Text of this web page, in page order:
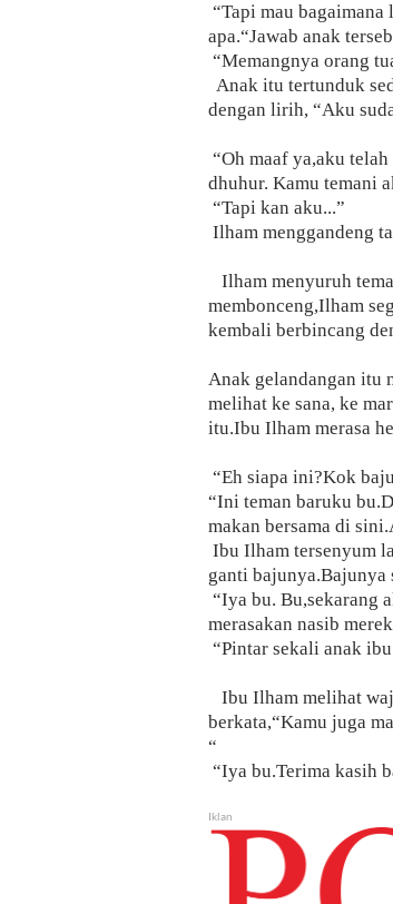
“Tapi mau
apa.“Jawab anak
“Memangnya orang
Anak itu tertunduk
dengan lirih, “Aku
“Oh maaf ya,aku
dhuhur. Kamu temani
“Tapi kan aku...”
Ilham menggandeng
Ilham menyuruh
membonceng,Ilham
kembali berbincang
Anak gelandangan itu
melihat ke sana, ke
itu.Ibu Ilham merasa
“Eh siapa ini?Kok
“Ini teman baruku
makan bersama di
Ibu Ilham tersenyum
ganti bajunya.Bajunya
“Iya bu. Bu,sekarang
merasakan nasib
“Pintar sekali anak
Ibu Ilham melihat
berkata,“Kamu juga
“
“Iya bu.Terima kasih
Iklan